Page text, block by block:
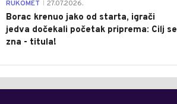
RUKOMET 27.07.2026.
Borac krenuo jako od starta, igrači
jedva dočekali početak priprema: Cilj se
zna - titula!